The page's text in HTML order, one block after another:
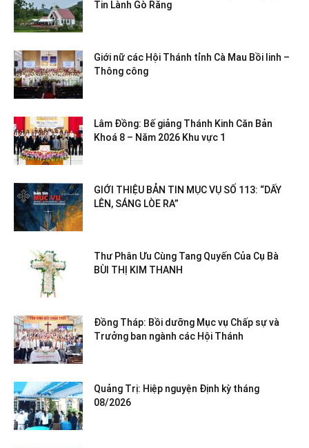
Tin Lành Gò Răng
Giới nữ các Hội Thánh tỉnh Cà Mau Bồi linh –
Thông công
Lâm Đồng: Bế giảng Thánh Kinh Căn Bản
Khoá 8 – Năm 2026 Khu vực 1
GIỚI THIỆU BẢN TIN MỤC VỤ SỐ 113: “DẤY
LÊN, SÁNG LÒE RA”
Thư Phân Ưu Cùng Tang Quyến Của Cụ Bà
BÙI THỊ KIM THANH
Đồng Tháp: Bồi dưỡng Mục vụ Chấp sự và
Trưởng ban ngành các Hội Thánh
Quảng Trị: Hiệp nguyện Định kỳ tháng
08/2026